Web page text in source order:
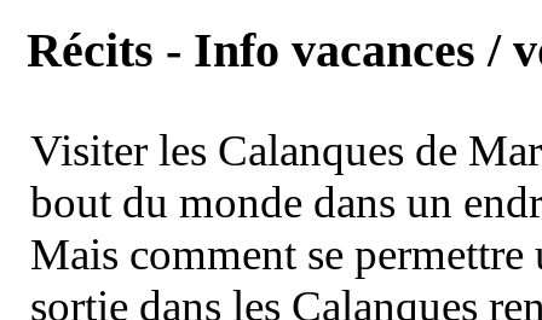
Récits - Info vacances /
Visiter les Calanques de
bout du monde dans un
Mais comment se permettre
sortie dans les Calanques